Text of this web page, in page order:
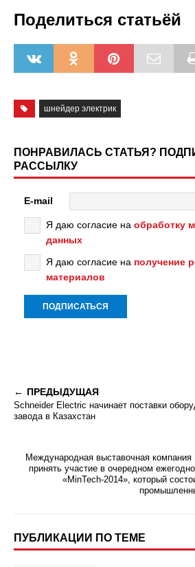
Поделиться статьёй
шнейдер электрик
ПОНРАВИЛАСЬ СТАТЬЯ?
РАССЫЛКУ
E-mail
Я даю согласие на обработку
данных
Я даю согласие на получение
материалов
ПРЕДЫДУЩАЯ
Schneider Electric начинает поставки
завода в Казахстан
Международная выставочная
принять участие в очередном
«MinTech-2014», который
ПУБЛИКАЦИИ ПО ТЕМЕ